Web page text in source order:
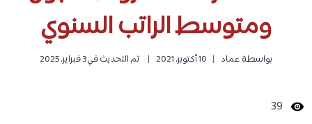
ومتوسط الراتب السنوي
بواسطة عماد 10 أكتوبر، 2021 تم التحديث في3 فبراير، 2025
39